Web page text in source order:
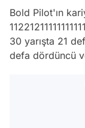
Bold Pilot'ın
30 yarışta 21
defa dördüncü